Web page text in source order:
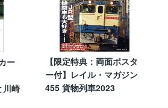
ー
崎
【限定特典：両面ポスタ
ー付】レイル・マガジン
455 貨物列車2023